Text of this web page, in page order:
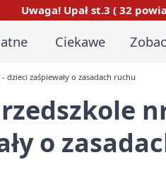
Uwaga! Upał st.3 ( 32
Ciekawe
zaśpiewały o zasadach ruchu
o